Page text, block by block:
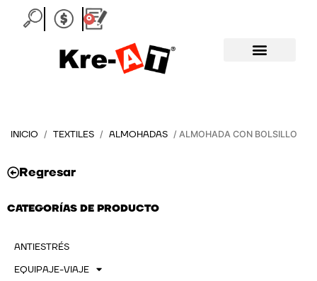
0
Carrito
INICIO / TEXTILES / ALMOHADAS / ALMOHADA CON BOLSILLO
Regresar
CATEGORÍAS DE PRODUCTO
ANTIESTRÉS
EQUIPAJE-VIAJE